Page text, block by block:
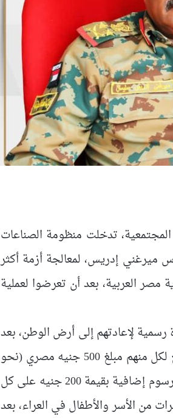
تدخلت منظومة الصناعات
ميرغني إدريس، لمعالجة أزمة أكثر
العربية، بعد أن تعرضوا لعملية
لإعادتهم إلى أرض الوطن، بعد
أن وُزعت عليهم ملصقات تحمل صوراً لمسؤولين كبار، ودُفع لكل منهم مبلغ 500 جنيه مصري (نحو
27 ألف جنيه سوداني)، قبل أن يُفاجأوا يوم الترحيل بفرض رسوم إضافية بقيمة 200 جنيه على كل
من الأسر والأطفال في العراء، بعد